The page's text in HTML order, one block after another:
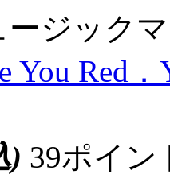
ージック
You Red
) 39ポイ